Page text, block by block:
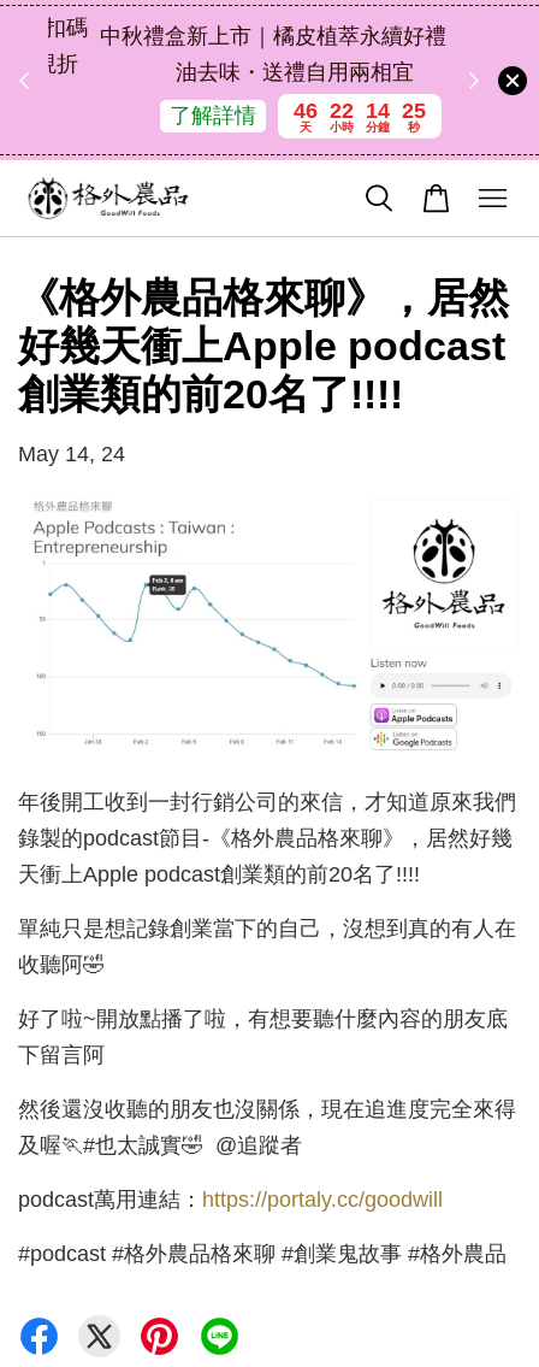
中秋禮盒新上市｜橘皮植萃永續好禮，解
油去味・送禮自用兩相宜
了解詳情
46
天
22
小時
14
分鐘
25
秒
《格外農品格來聊》，居然
好幾天衝上Apple podcast
創業類的前20名了!!!!
May 14, 24
年後開工收到一封行銷公司的來信，才知道原來我們
錄製的podcast節目-《格外農品格來聊》，居然好幾
天衝上Apple podcast創業類的前20名了!!!!
單純只是想記錄創業當下的自己，沒想到真的有人在
收聽阿🤣
好了啦~開放點播了啦，有想要聽什麼內容的朋友底
下留言阿
然後還沒收聽的朋友也沒關係，現在追進度完全來得
及喔🏃#也太誠實🤣 @追蹤者
podcast萬用連結： https://portaly.cc/goodwill
#podcast #格外農品格來聊 #創業鬼故事 #格外農品